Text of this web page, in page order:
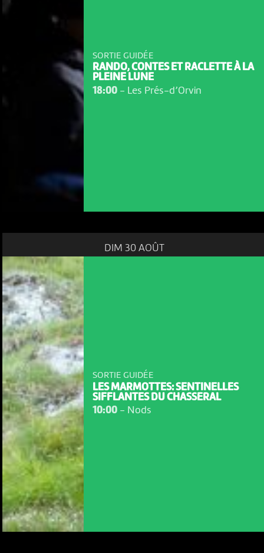
NOUS UTILISONS DES COOKIES
En poursuivant votre navigation sur le culturoscoPe site vous
consentez à l’utilisation de cookies. Les cookies nous
permettent d'analyser le trafic, d’affiner les contenus mis à
votre disposition et renseigner les acteurs·trices culturel·le·s sur
l'intérêt porté à leurs événements.
Plus d'infos
SORTIE GUIDÉE
RANDO, CONTES ET RACLETTE À LA
PLEINE LUNE
18:00- Les Prés-d’Orvin
DIM 30 AOÛT
SORTIE GUIDÉE
LES MARMOTTES: SENTINELLES
SIFFLANTES DU CHASSERAL
10:00- Nods